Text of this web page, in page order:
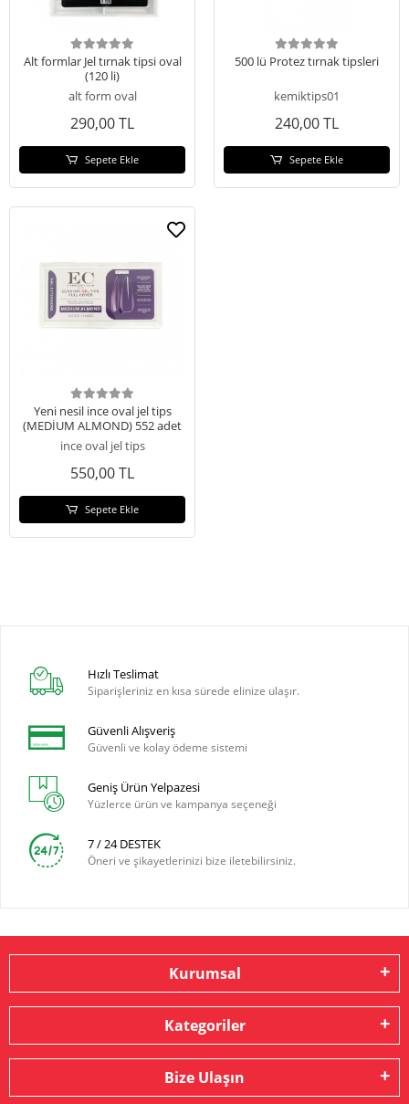
Alt formlar Jel tırnak tipsi oval
(120 li)
alt form oval
290,00 TL
Sepete Ekle
500 lü Protez tırnak tipsleri
kemiktips01
240,00 TL
Sepete Ekle
Yeni nesil ince oval jel tips
(MEDİUM ALMOND) 552 adet
ince oval jel tips
550,00 TL
Sepete Ekle
Hızlı Teslimat
Siparişleriniz en kısa sürede elinize ulaşır.
Güvenli Alışveriş
Güvenli ve kolay ödeme sistemi
Geniş Ürün Yelpazesi
Yüzlerce ürün ve kampanya seçeneği
7 / 24 DESTEK
Öneri ve şikayetlerinizi bize iletebilirsiniz.
Kurumsal
Kategoriler
Bize Ulaşın